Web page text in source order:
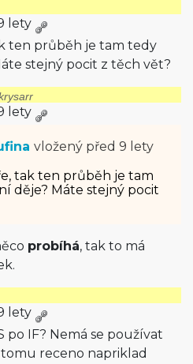
lety
ten průběh je tam tedy
stejný pocit z těch vět?
lety
vložený před 9 lety
tak ten průběh je tam
děje? Máte stejný pocit
probíhá, tak to má
lety
po IF? Nemá se používat
receno napriklad